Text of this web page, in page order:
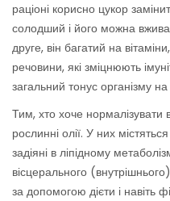
раціоні корисно цукор
солодший і його можна
друге, він багатий на
речовини, які зміцнюють
загальний тонус організму
Тим, хто хоче нормалізувати
рослинні олії. У них
задіяні в ліпідному
вісцерального
за допомогою дієти і навіть